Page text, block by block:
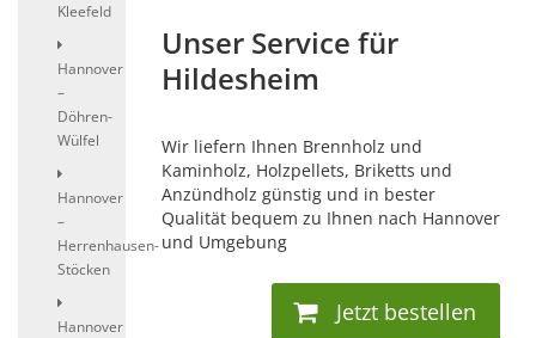
Kleefeld
Hannover
–
Döhren-
Wülfel
Hannover
–
Herrenhausen-
Stöcken
Hannover
Unser Service für
Hildesheim
Wir liefern Ihnen Brennholz und
Kaminholz, Holzpellets, Briketts und
Anzündholz günstig und in bester
Qualität bequem zu Ihnen nach Hannover
und Umgebung
Jetzt bestellen